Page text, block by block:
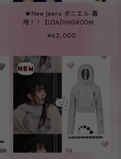
★New Jeans ダニエル 着
用！！【LOADINGROOM】
DRAPERY DENIM JACKET
SKIRT
¥62,000